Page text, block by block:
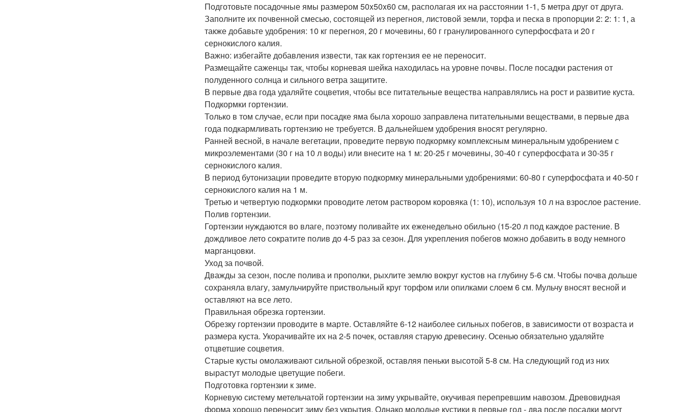
Подготовьте посадочные ямы размером 50x50x60 см, располагая их на расстоянии 1-1, 5 метра друг от друга.
Заполните их почвенной смесью, состоящей из перегноя, листовой земли, торфа и песка в пропорции 2: 2: 1: 1, а
также добавьте удобрения: 10 кг перегноя, 20 г мочевины, 60 г гранулированного суперфосфата и 20 г
сернокислого калия.
Важно: избегайте добавления извести, так как гортензия ее не переносит.
Размещайте саженцы так, чтобы корневая шейка находилась на уровне почвы. После посадки растения от
полуденного солнца и сильного ветра защитите.
В первые два года удаляйте соцветия, чтобы все питательные вещества направлялись на рост и развитие куста.
Подкормки гортензии.
Только в том случае, если при посадке яма была хорошо заправлена питательными веществами, в первые два
года подкармливать гортензию не требуется. В дальнейшем удобрения вносят регулярно.
Ранней весной, в начале вегетации, проведите первую подкормку комплексным минеральным удобрением с
микроэлементами (30 г на 10 л воды) или внесите на 1 м: 20-25 г мочевины, 30-40 г суперфосфата и 30-35 г
сернокислого калия.
В период бутонизации проведите вторую подкормку минеральными удобрениями: 60-80 г суперфосфата и 40-50 г
сернокислого калия на 1 м.
Третью и четвертую подкормки проводите летом раствором коровяка (1: 10), используя 10 л на взрослое растение.
Полив гортензии.
Гортензии нуждаются во влаге, поэтому поливайте их еженедельно обильно (15-20 л под каждое растение. В
дождливое лето сократите полив до 4-5 раз за сезон. Для укрепления побегов можно добавить в воду немного
марганцовки.
Уход за почвой.
Дважды за сезон, после полива и прополки, рыхлите землю вокруг кустов на глубину 5-6 см. Чтобы почва дольше
сохраняла влагу, замульчируйте приствольный круг торфом или опилками слоем 6 см. Мульчу вносят весной и
оставляют на все лето.
Правильная обрезка гортензии.
Обрезку гортензии проводите в марте. Оставляйте 6-12 наиболее сильных побегов, в зависимости от возраста и
размера куста. Укорачивайте их на 2-5 почек, оставляя старую древесину. Осенью обязательно удаляйте
отцветшие соцветия.
Старые кусты омолаживают сильной обрезкой, оставляя пеньки высотой 5-8 см. На следующий год из них
вырастут молодые цветущие побеги.
Подготовка гортензии к зиме.
Корневую систему метельчатой гортензии на зиму укрывайте, окучивая перепревшим навозом. Древовидная
форма хорошо переносит зиму без укрытия. Однако молодые кустики в первые год - два после посадки могут